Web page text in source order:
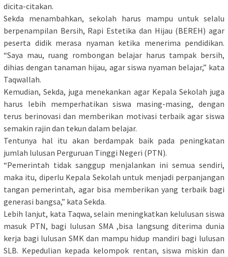
dicita-citakan.
Sekda menambahkan, sekolah harus mampu untuk selalu
berpenampilan Bersih, Rapi Estetika dan Hijau (BEREH) agar
peserta didik merasa nyaman ketika menerima pendidikan.
“Saya mau, ruang rombongan belajar harus tampak bersih,
dihias dengan tanaman hijau, agar siswa nyaman belajar,” kata
Taqwallah.
Kemudian, Sekda, juga menekankan agar Kepala Sekolah juga
harus lebih memperhatikan siswa masing-masing, dengan
terus berinovasi dan memberikan motivasi terbaik agar siswa
semakin rajin dan tekun dalam belajar.
Tentunya hal itu akan berdampak baik pada peningkatan
jumlah lulusan Perguruan Tinggi Negeri (PTN).
“Pemerintah tidak sanggup menjalankan ini semua sendiri,
maka itu, diperlu Kepala Sekolah untuk menjadi perpanjangan
tangan pemerintah, agar bisa memberikan yang terbaik bagi
generasi bangsa,” kata Sekda.
Lebih lanjut, kata Taqwa, selain meningkatkan kelulusan siswa
masuk PTN, bagi lulusan SMA ,bisa langsung diterima dunia
kerja bagi lulusan SMK dan mampu hidup mandiri bagi lulusan
SLB. Kepedulian kepada kelompok rentan, siswa miskin dan